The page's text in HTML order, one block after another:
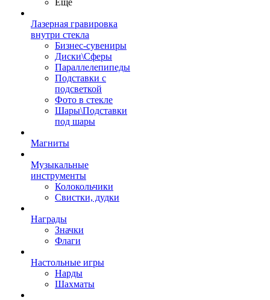
Ещё
Лазерная гравировка
внутри стекла
Бизнес-сувениры
Диски\Сферы
Параллелепипеды
Подставки с
подсветкой
Фото в стекле
Шары\Подставки
под шары
Магниты
Музыкальные
инструменты
Колокольчики
Свистки, дудки
Награды
Значки
Флаги
Настольные игры
Нарды
Шахматы